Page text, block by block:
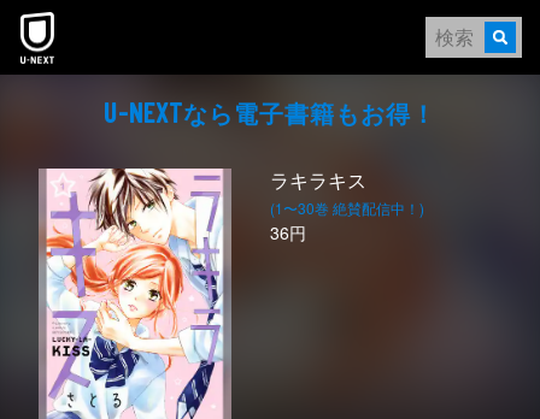
本文へスキップ
U-NEXTなら電⼦書籍もお得！
ラキラキス
(1〜30巻 絶賛配信中！)
36円